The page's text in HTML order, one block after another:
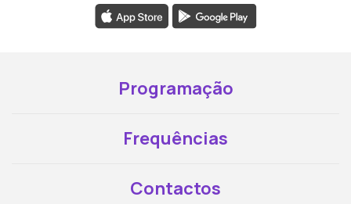
Programação
Frequências
Contactos